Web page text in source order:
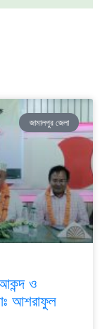
জামালপুর জেলা
ও
আশরাফুল